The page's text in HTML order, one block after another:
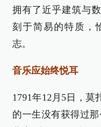
拥有了近乎建筑与
刻于简易的特质，
志。
音乐应始终悦耳
1791年12月5日，莫
的一生没有获得过